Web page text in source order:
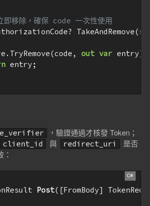
移除，確保 code 一次性使用
TakeAndRemove(
out var entry);
entry;
，驗證通過才核發 Token；
client_id 與 redirect_uri
是否
Post( [FromBody]